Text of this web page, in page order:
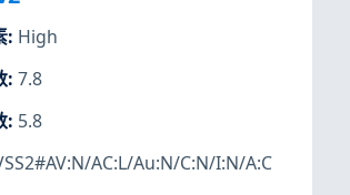
: High
: 7.8
: 5.8
AC:L/Au:N/C:N/I:N/A:C